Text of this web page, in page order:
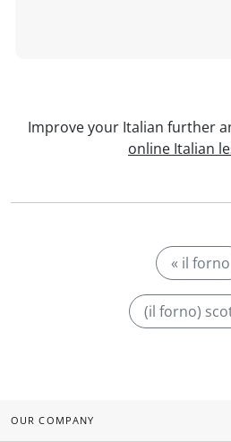
Improve your Italian further
online Italian
« il forno
(il forno)
OUR COMPANY